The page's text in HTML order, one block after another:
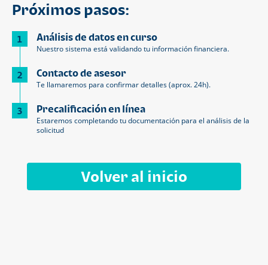
Próximos pasos:
1 Análisis de datos en curso
Nuestro sistema está validando tu información financiera.
2 Contacto de asesor
Te llamaremos para confirmar detalles (aprox. 24h).
3 Precalificación en línea
Estaremos completando tu documentación para el análisis de la
solicitud
Volver al inicio